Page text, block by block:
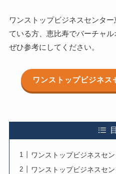
ワンストップビジネスセンタ
ている方、恵比寿でバーチャル
ぜひ参考にしてください。
ワンストップビジネス
ワンストップビジネスセ
ワンストップビジネスセ